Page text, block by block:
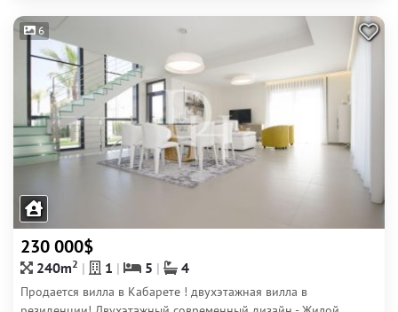
6
230 000$
240m2 1 5 4
Продается вилла в Кабарете ! двухэтажная вилла в